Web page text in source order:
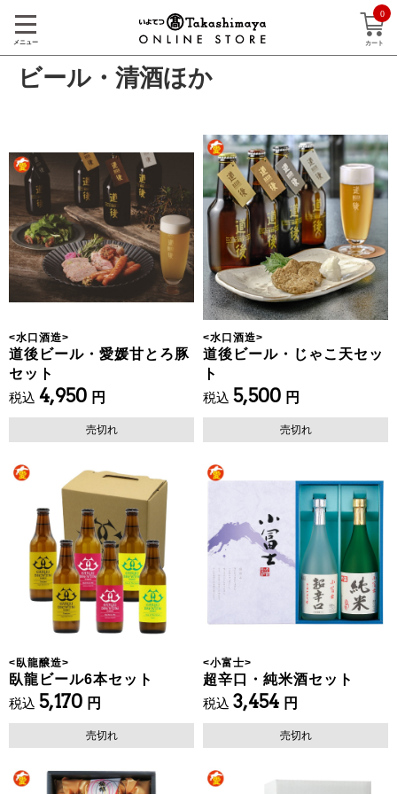
メニュー
0
カート
ビール・清酒ほか
<水口酒造>
道後ビール・愛媛甘とろ豚
セット
税込 4,950 円
売切れ
<水口酒造>
道後ビール・じゃこ天セッ
ト
税込 5,500 円
売切れ
< 臥龍醸造>
臥龍ビール6本セット
税込 5,170 円
売切れ
<小富士>
超辛口・純米酒セット
税込 3,454 円
売切れ